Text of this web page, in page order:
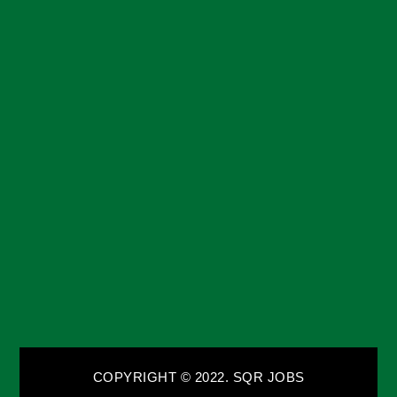
COPYRIGHT © 2022. SQR JOBS